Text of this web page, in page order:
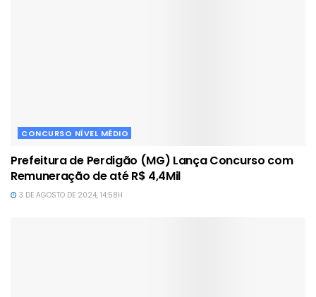
CONCURSO NÍVEL MÉDIO
Prefeitura de Perdigão (MG) Lança Concurso com
Remuneração de até R$ 4,4Mil
3 DE AGOSTO DE 2024, 14:58H